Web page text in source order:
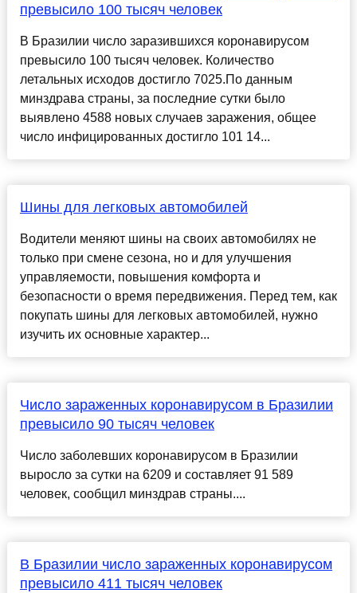
превысило 100 тысяч человек
В Бразилии число заразившихся коронавирусом
превысило 100 тысяч человек. Количество
летальных исходов достигло 7025.По данным
минздрава страны, за последние сутки было
выявлено 4588 новых случаев заражения, общее
число инфицированных достигло 101 14...
Шины для легковых автомобилей
Водители меняют шины на своих автомобилях не
только при смене сезона, но и для улучшения
управляемости, повышения комфорта и
безопасности о время передвижения. Перед тем, как
покупать шины для легковых автомобилей, нужно
изучить их основные характер...
Число зараженных коронавирусом в Бразилии
превысило 90 тысяч человек
Число заболевших коронавирусом в Бразилии
выросло за сутки на 6209 и составляет 91 589
человек, сообщил минздрав страны....
В Бразилии число зараженных коронавирусом
превысило 411 тысяч человек